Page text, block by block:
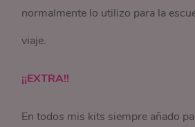
normalmente lo utilizo para la
viaje.
¡¡EXTRA!!
En todos mis kits siempre añado